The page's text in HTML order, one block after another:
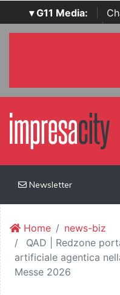
▾ G11 Media:
SecurityOpenLab |
Newsletter
Home
news-biz
QAD | Redzone
artificiale agentica
Messe 2026